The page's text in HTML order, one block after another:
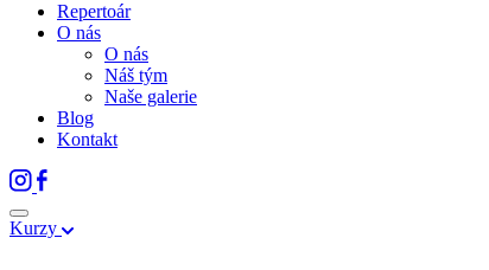
Repertoár
O nás
O nás
Náš tým
Naše galerie
Blog
Kontakt
Kurzy